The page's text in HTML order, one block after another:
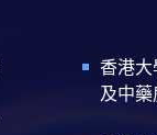
香港大
及中藥